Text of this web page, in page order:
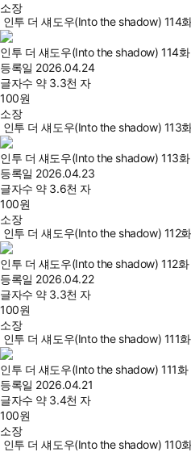
소장
인투 더 섀도우(Into the shadow) 114
인투 더 섀도우(Into the shadow) 114화
등록일 2026.04.24
글자수 약 3.3천 자
100원
소장
인투 더 섀도우(Into the shadow) 113
인투 더 섀도우(Into the shadow) 113화
등록일 2026.04.23
글자수 약 3.6천 자
100원
소장
인투 더 섀도우(Into the shadow) 112
인투 더 섀도우(Into the shadow) 112화
등록일 2026.04.22
글자수 약 3.3천 자
100원
소장
인투 더 섀도우(Into the shadow) 111
인투 더 섀도우(Into the shadow) 111화
등록일 2026.04.21
글자수 약 3.4천 자
100원
소장
인투 더 섀도우(Into the shadow) 110